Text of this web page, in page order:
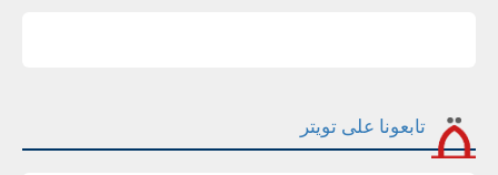
تابعونا على تويتر